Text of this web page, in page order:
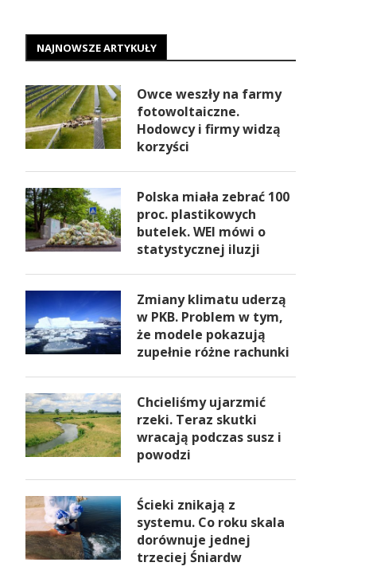
NAJNOWSZE ARTYKUŁY
Owce weszły na farmy
fotowoltaiczne.
Hodowcy i firmy widzą
korzyści
Polska miała zebrać 100
proc. plastikowych
butelek. WEI mówi o
statystycznej iluzji
Zmiany klimatu uderzą
w PKB. Problem w tym,
że modele pokazują
zupełnie różne rachunki
Chcieliśmy ujarzmić
rzeki. Teraz skutki
wracają podczas susz i
powodzi
Ścieki znikają z
systemu. Co roku skala
dorównuje jednej
trzeciej Śniardw